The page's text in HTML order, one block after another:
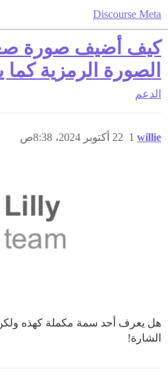
Discourse Meta
كيف أضيف صورة
الصورة الرمزية
الدعم
willie 22 أكتوبر 2024، 8:38ص 1
هل يعرف أحد سمة مكملة كهذه
الشارة!